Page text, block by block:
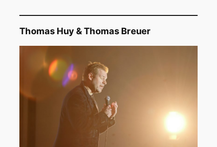
Thomas Huy&Thomas Breuer